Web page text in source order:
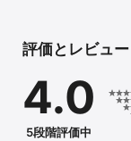
評価とレビュー
4.0
5段階評価中